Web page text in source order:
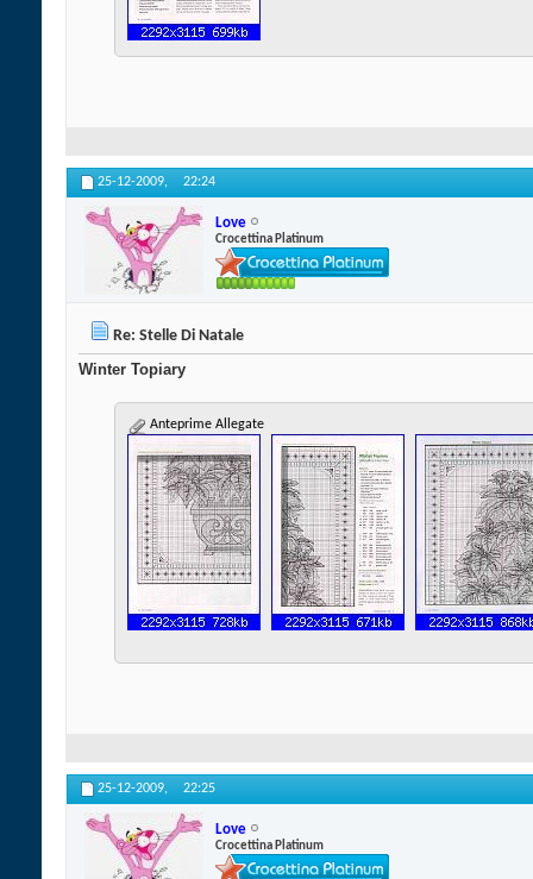
25-12-2009, 22:24
Love
Crocettina Platinum
Re: Stelle Di Natale
Winter Topiary
Anteprime Allegate
25-12-2009, 22:25
Love
Crocettina Platinum